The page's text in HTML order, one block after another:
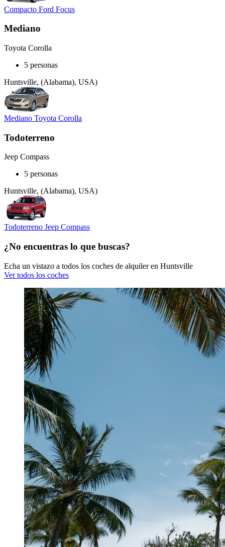
Compacto Ford Focus
Mediano
Toyota Corolla
5 personas
Huntsville, (Alabama), USA)
Mediano Toyota Corolla
Todoterreno
Jeep Compass
5 personas
Huntsville, (Alabama), USA)
Todoterreno Jeep Compass
¿No encuentras lo que buscas?
Echa un vistazo a todos los coches de alquiler en Huntsville
Ver todos los coches